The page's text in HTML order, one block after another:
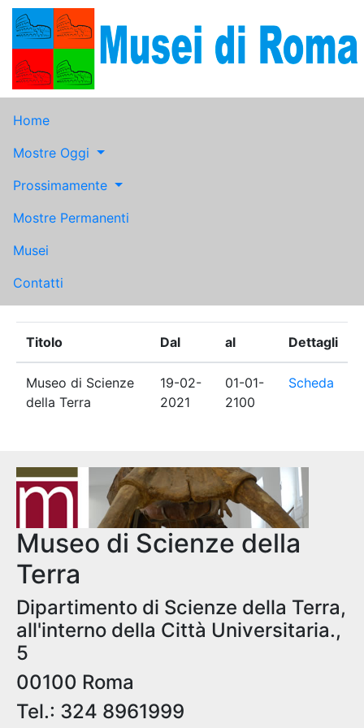
Home
Mostre Oggi
Prossimamente
Mostre Permanenti
Musei
Contatti
Titolo Dal al Dettagli
Museo di Scienze
della Terra
19-02-
2021
01-01-
2100
Scheda
Museo di Scienze della
Terra
Dipartimento di Scienze della Terra,
all'interno della Città Universitaria.,
5
00100 Roma
Tel.: 324 8961999